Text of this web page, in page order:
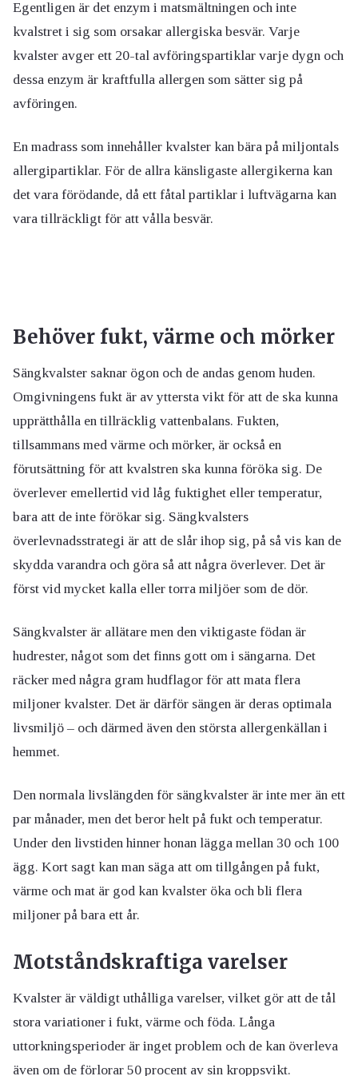
Egentligen är det enzym i matsmältningen och inte
kvalstret i sig som orsakar allergiska besvär. Varje
kvalster avger ett 20-tal avföringspartiklar varje dygn och
dessa enzym är kraftfulla allergen som sätter sig på
avföringen.
En madrass som innehåller kvalster kan bära på miljontals
allergipartiklar. För de allra känsligaste allergikerna kan
det vara förödande, då ett fåtal partiklar i luftvägarna kan
vara tillräckligt för att vålla besvär.
Behöver fukt, värme och mörker
Sängkvalster saknar ögon och de andas genom huden.
Omgivningens fukt är av yttersta vikt för att de ska kunna
upprätthålla en tillräcklig vattenbalans. Fukten,
tillsammans med värme och mörker, är också en
förutsättning för att kvalstren ska kunna föröka sig. De
överlever emellertid vid låg fuktighet eller temperatur,
bara att de inte förökar sig. Sängkvalsters
överlevnadsstrategi är att de slår ihop sig, på så vis kan de
skydda varandra och göra så att några överlever. Det är
först vid mycket kalla eller torra miljöer som de dör.
Sängkvalster är allätare men den viktigaste födan är
hudrester, något som det finns gott om i sängarna. Det
räcker med några gram hudflagor för att mata flera
miljoner kvalster. Det är därför sängen är deras optimala
livsmiljö – och därmed även den största allergenkällan i
hemmet.
Den normala livslängden för sängkvalster är inte mer än ett
par månader, men det beror helt på fukt och temperatur.
Under den livstiden hinner honan lägga mellan 30 och 100
ägg. Kort sagt kan man säga att om tillgången på fukt,
värme och mat är god kan kvalster öka och bli flera
miljoner på bara ett år.
Motståndskraftiga varelser
Kvalster är väldigt uthålliga varelser, vilket gör att de tål
stora variationer i fukt, värme och föda. Långa
uttorkningsperioder är inget problem och de kan överleva
även om de förlorar 50 procent av sin kroppsvikt.